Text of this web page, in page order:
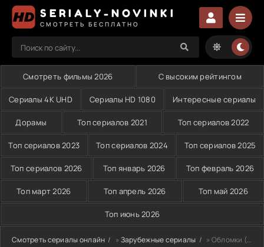
SERIALY-NOVINKI
СМОТРЕТЬ БЕСПЛАТНО
Смотреть фильмы 2026 С высоким рейтингом
Сериалы 4K UHD Сериалы HD 1080 Интересные сериалы
Дорамы Топ сериалов 2021 Топ сериалов 2022
Топ сериалов 2023 Топ сериалов 2024 Топ сериалов 2025
Топ сериалов 2026 Топ январь 2026 Топ февраль 2026
Топ март 2026 Топ апрель 2026 Топ май 2026
Топ июнь 2026
Смотреть сериалы онлайн » Зарубежные сериалы » Обломки (2021)